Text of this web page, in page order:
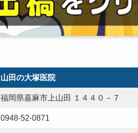
山田の大塚医院
福岡県嘉麻市上山田 １４４０－７
0948-52-0871